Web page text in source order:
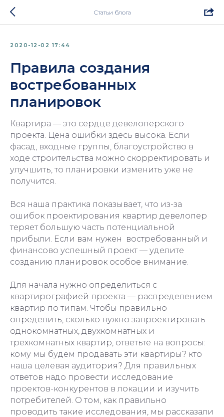
Статьи блога
2020-12-02 17:44
Правила создания
востребованных
планировок
Квартира — это сердце девелоперского
проекта. Цена ошибки здесь высока. Если
фасад, входные группы, благоустройство в
ходе строительства можно скорректировать и
улучшить, то планировки изменить уже не
получится.
Вся наша практика показывает, что из-за
ошибок проектирования квартир девелопер
теряет большую часть потенциальной
прибыли. Если вам нужен востребованный и
финансово успешный проект — уделите
созданию планировок особое внимание.
Для начала нужно определиться с
квартирографией проекта — распределением
квартир по типам. Чтобы правильно
определить, сколько нужно запроектировать
однокомнатных, двухкомнатных и
трехкомнатных квартир, ответьте на вопросы:
кому мы будем продавать эти квартиры? кто
наша целевая аудитория? Для правильных
ответов надо провести исследование
проектов-конкурентов в локации и изучить
потребителей. О том, как правильно
проводить такие исследования, мы рассказали